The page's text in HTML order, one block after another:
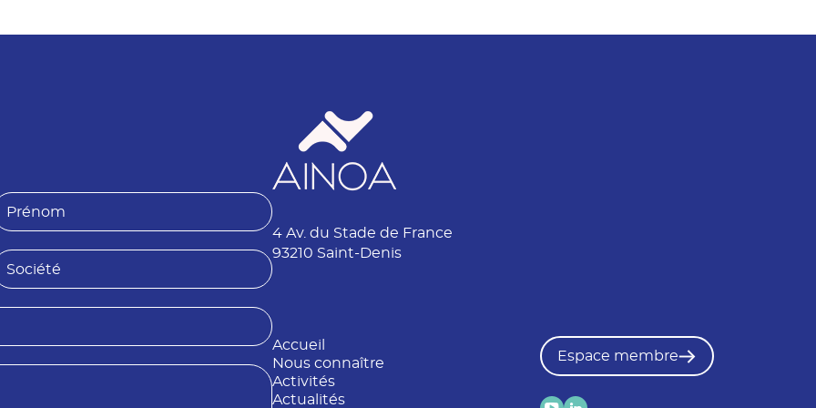
4 Av. du Stade de France
93210 Saint-Denis
Accueil
Nous connaître
Activités
Actualités
Espace membre